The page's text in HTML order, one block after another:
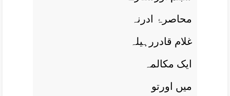
محاصرۂ ادرنہ
غلام قادررہيلہ
ايک مکالمہ
ميں اورتو